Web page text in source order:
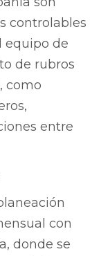
controlables
equipo de
de rubros
como
entre
con
donde se